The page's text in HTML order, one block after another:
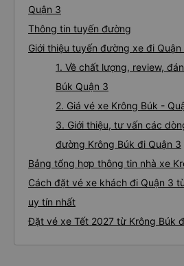
Quận 3
Thông tin tuyến đường
Giới thiệu tuyến đường xe đi
1. Về chất lượng, review,
Búk Quận 3
2. Giá vé xe Krông Búk -
3. Giới thiệu, tư vấn các
đường Krông Búk đi Quận 3
Bảng tổng hợp thông tin nhà xe
Cách đặt vé xe khách đi Quận 3
uy tín nhất
Đặt vé xe Tết 2027 từ Krông Búk